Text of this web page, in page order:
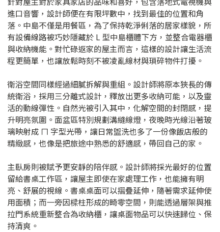
進口音響，設計師便在有限坪數中，找到最佳的位置和角
落。中島不僅是用餐區，為了保持乾淨俐落的居家樣貌，所
有設備線路被巧妙隱藏於 L 型中島櫃體下方，並整合電器櫃
與收納機能。對忙碌返家的屋主而言，這樣的設計讓生活流
程更簡單，也讓放鬆時刻不被凌亂線材與瑣碎物件打擾。
衛浴空間同樣經過細膩拆解與重組。設計師將原本狹長的傳
統衛浴，採用三分離式設計，釋放出更多收納可能，以及靈
活的動線彈性。自然光被引入其中，化解空間的封閉感，提
升明亮氛圍。面盆區特別規劃溝縫線燈，夜晚時光線沿著玻
璃映射成 ㄇ 字型光帶，讓日常盥洗也多了一份像飯店般的
精緻感，也像是把旅途中熟悉的舒適感，帶回自己的家。
主臥房則被賦予更安靜的陪伴感。設計師將採光最好的位置
留給書桌工作區，讓屋主即使在家處理工作，也能擁有明
亮、舒展的視線。書桌桌面可以摺疊延伸，隨著需求延伸使
用面積；而一旁因樑柱形成的畸零空間，則能透過層架與推
拉門系統重新整合為收納櫃，讓桌面物品可以快速歸位、保
持清爽。